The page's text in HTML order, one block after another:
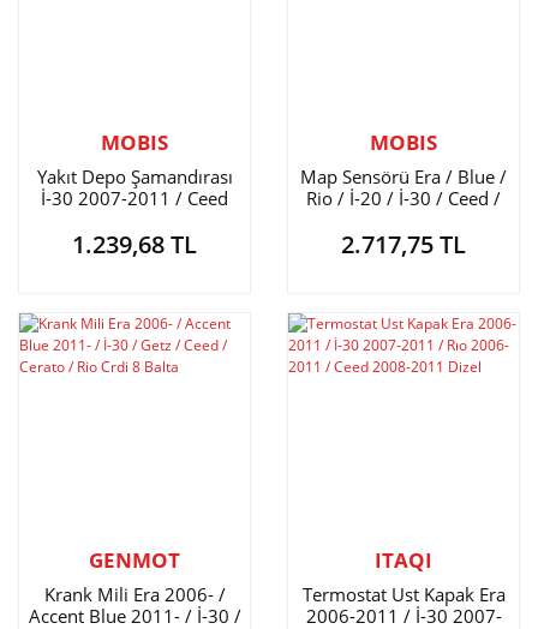
MOBIS
Yakıt Depo Şamandırası
İ-30 2007-2011 / Ceed
1.239,68 TL
MOBIS
Map Sensörü Era / Blue /
Rio / İ-20 / İ-30 / Ceed /
2.717,75 TL
GENMOT
Krank Mili Era 2006- /
Accent Blue 2011- / İ-30 /
ITAQI
Termostat Ust Kapak Era
2006-2011 / İ-30 2007-